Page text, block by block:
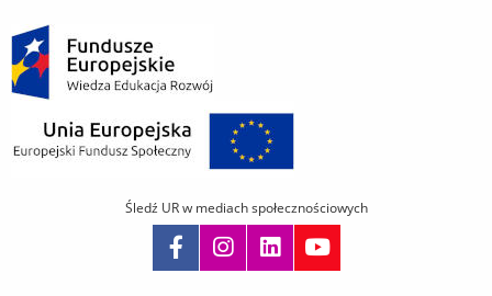
Śledź UR w mediach społecznościowych